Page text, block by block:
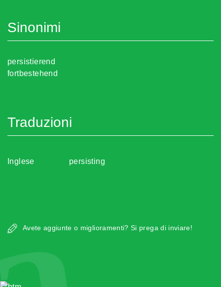
Sinonimi
persistierend
fortbestehend
Traduzioni
Inglese persisting
Avete aggiunte o miglioramenti? Si prega di inviare!